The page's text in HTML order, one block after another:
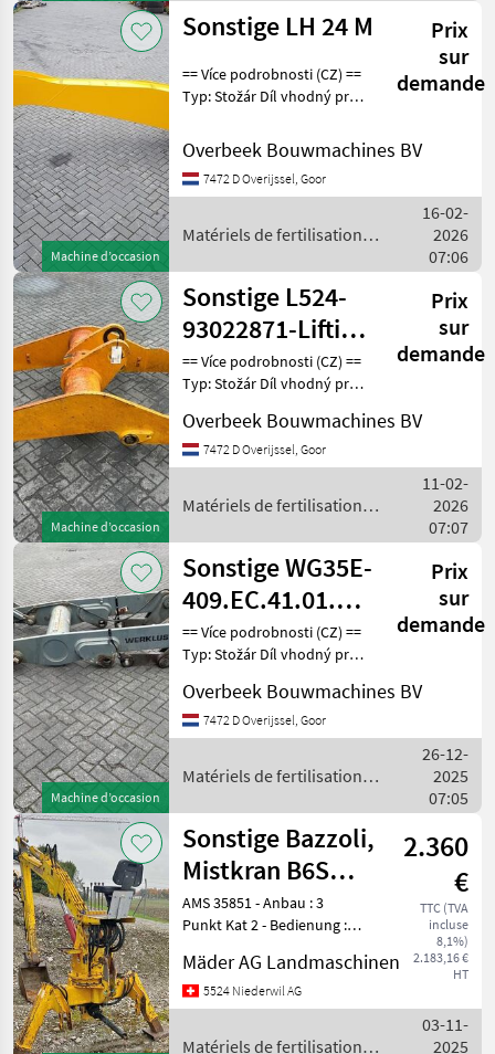
Machine d’occasion
Sonstige LH 24 M
Prix
sur
demande
== Více podrobnosti (CZ) ==
Typ: Stožár Díl vhodný pro:
konstrukce DPH/marže:
Odpočet DPH pro
podnikatele Sériové číslo:
Overbeek Bouwmachines BV
7472 D Overijssel, Goor
Matériels de fertilisation et
16-02-
2026
07:06
Machine d’occasion
Sonstige L524-
93022871-Lifting
framework/Schaufelarm/
Prix
sur
demande
== Více podrobnosti (CZ) ==
Typ: Stožár Díl vhodný pro:
konstrukce DPH/marže:
Odpočet DPH pro
podnikatele Sériové číslo:
Overbeek Bouwmachines BV
7472 D Overijssel, Goor
Matériels de fertilisation et
11-02-
2026
07:07
Machine d’occasion
Sonstige WG35E-
409.EC.41.01.00-
Lifting
framework/Giek
Prix
sur
demande
== Více podrobnosti (CZ) ==
Typ: Stožár Díl vhodný pro:
konstrukce DPH/marže:
Odpočet DPH pro
podnikatele Sériové číslo:
Overbeek Bouwmachines BV
7472 D Overijssel, Goor
Matériels de fertilisation et
26-12-
2025
07:05
Sonstige Bazzoli,
Mistkran B6S
Heckbagger
2.360
€
TTC (TVA
incluse
8,1%)
2.183,16 €
HT
AMS 35851 - Anbau : 3
Punkt Kat 2 - Bedienung :
inkl. 3. Funktion Front -
Drehen : mit Drehmotor -
Ausladung : ca. 3.4 Meter -
Mäder AG Landmaschinen
5524 Niederwil AG
Matériels de fertilisation et
03-11-
2025